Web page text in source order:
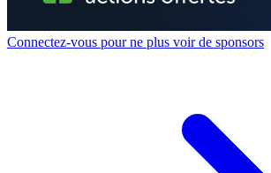
Connectez-vous pour ne plus voir de sponsors